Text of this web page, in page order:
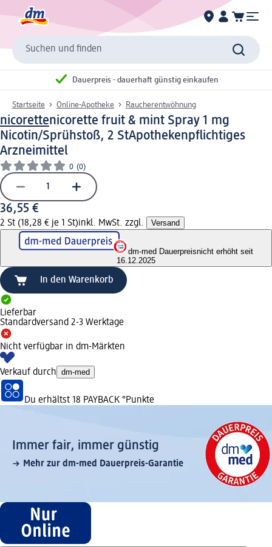
Suchen und finden
Dauerpreis - dauerhaft günstig einkaufen
Startseite Online-Apotheke Raucherentwöhnung
nicorettenicorette fruit & mint Spray 1 mg
Nicotin/Sprühstoß, 2 StApothekenpflichtiges
Arzneimittel
0 (0)
36,55 €
2 St (18,28 € je 1 St)inkl. MwSt. zzgl. Versand
dm-med Dauerpreisnicht erhöht seit
16.12.2025
In den Warenkorb
Lieferbar
Standardversand 2-3 Werktage
Nicht verfügbar in dm-Märkten
Verkauf durch dm-med
Du erhältst 18 PAYBACK °Punkte
Immer fair,­ immer günstig
Mehr zur dm-med Dauerpreis-Garantie